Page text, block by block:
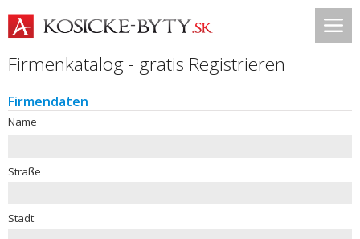
Firmenkatalog - gratis Registrieren
Firmendaten
Name
Straße
Stadt